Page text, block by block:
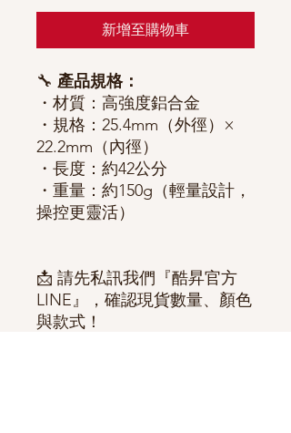
新增至購物車
🔧 產品規格：
・材質：高強度鋁合金
・規格：25.4mm（外徑）×
22.2mm（內徑）
・長度：約42公分
・重量：約150g（輕量設計，
操控更靈活）
📩 請先私訊我們『酷昇官方
LINE』，確認現貨數量、顏色
與款式！